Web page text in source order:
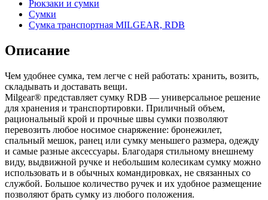
Рюкзаки и сумки
Сумки
Сумка транспортная MILGEAR, RDB
Описание
Чем удобнее сумка, тем легче с ней работать: хранить, возить,
складывать и доставать вещи.
Milgear® представляет сумку RDB — универсальное решение
для хранения и транспортировки. Приличный объем,
рациональный крой и прочные швы сумки позволяют
перевозить любое носимое снаряжение: бронежилет,
спальный мешок, ранец или сумку меньшего размера, одежду
и самые разные аксессуары. Благодаря стильному внешнему
виду, выдвижной ручке и небольшим колесикам сумку можно
использовать и в обычных командировках, не связанных со
службой. Большое количество ручек и их удобное размещение
позволяют брать сумку из любого положения.